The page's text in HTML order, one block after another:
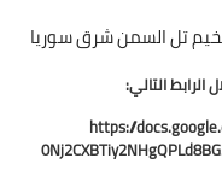
تل السمن شرق سوريا
التالي:
https://